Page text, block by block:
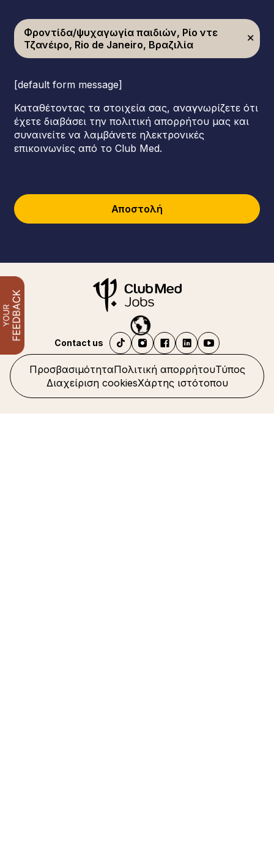
Φροντίδα/ψυχαγωγία παιδιών, Ρίο ντε
Τζανέιρο, Rio de Janeiro, Βραζιλία
[default form message]
Καταθέτοντας τα στοιχεία σας, αναγνωρίζετε ότι
έχετε διαβάσει την πολιτική απορρήτου μας και
συναινείτε να λαμβάνετε ηλεκτρονικές
επικοινωνίες από το Club Med.
Αποστολή
ΠροσβασιμότηταΠολιτική απορρήτουΤύπος
Διαχείριση cookiesΧάρτης ιστότοπου
Contact us